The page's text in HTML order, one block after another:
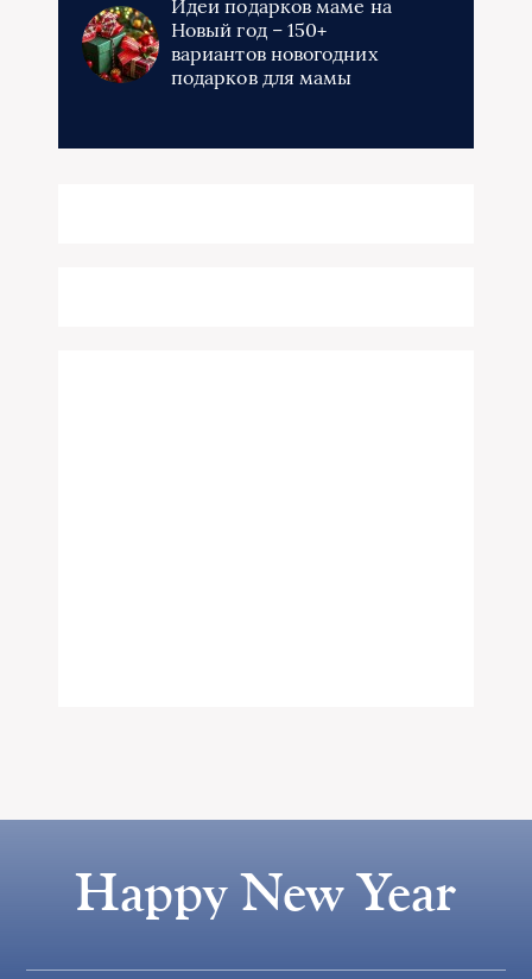
Идеи подарков маме на
Новый год – 150+
вариантов новогодних
подарков для мамы
Happy New Year